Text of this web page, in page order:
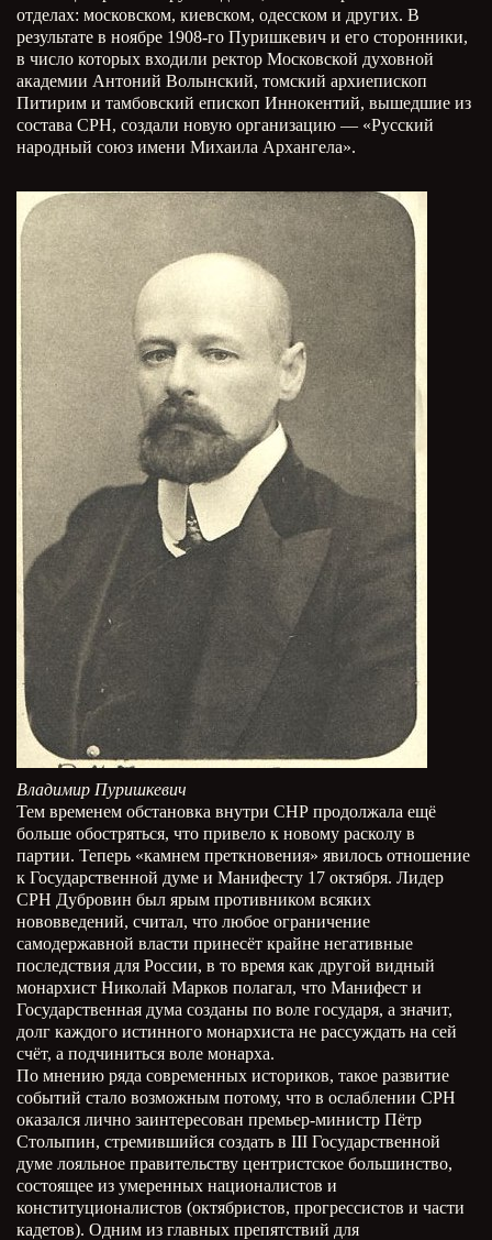
отделах: московском, киевском, одесском и других. В
результате в ноябре 1908-го Пуришкевич и его сторонники,
в число которых входили ректор Московской духовной
академии Антоний Волынский, томский архиепископ
Питирим и тамбовский епископ Иннокентий, вышедшие из
состава СРН, создали новую организацию — «Русский
народный союз имени Михаила Архангела».
Владимир Пуришкевич
Тем временем обстановка внутри СНР продолжала ещё
больше обостряться, что привело к новому расколу в
партии. Теперь «камнем преткновения» явилось отношение
к Государственной думе и Манифесту 17 октября. Лидер
СРН Дубровин был ярым противником всяких
нововведений, считал, что любое ограничение
самодержавной власти принесёт крайне негативные
последствия для России, в то время как другой видный
монархист Николай Марков полагал, что Манифест и
Государственная дума созданы по воле государя, а значит,
долг каждого истинного монархиста не рассуждать на сей
счёт, а подчиниться воле монарха.
По мнению ряда современных историков, такое развитие
событий стало возможным потому, что в ослаблении СРН
оказался лично заинтересован премьер-министр Пётр
Столыпин, стремившийся создать в III Государственной
думе лояльное правительству центристское большинство,
состоящее из умеренных националистов и
конституционалистов (октябристов, прогрессистов и части
кадетов). Одним из главных препятствий для